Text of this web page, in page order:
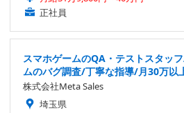
正社員
スマホゲームのQA・テストスタッ
ムのバグ調査/丁寧な指導/月30万以
株式会社Meta Sales
埼玉県